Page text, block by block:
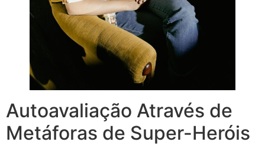
Autoavaliação Através de
Metáforas de Super-Heróis